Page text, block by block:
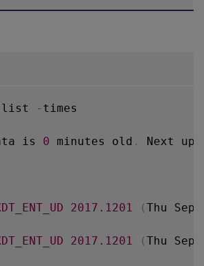
list - times
is
0 minutes old . Next
2017.1201 (Thu Sep
2017.1201 (Thu Sep